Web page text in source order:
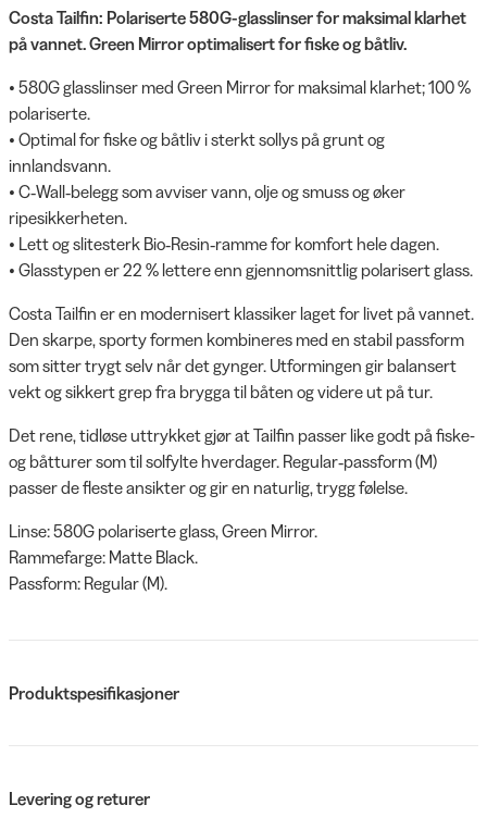
Costa Tailfin: Polariserte 580G-glasslinser for maksimal klarhet
på vannet. Green Mirror optimalisert for fiske og båtliv.
• 580G glasslinser med Green Mirror for maksimal klarhet; 100 %
polariserte.
• Optimal for fiske og båtliv i sterkt sollys på grunt og
innlandsvann.
• C‑Wall‑belegg som avviser vann, olje og smuss og øker
ripesikkerheten.
• Lett og slitesterk Bio‑Resin‑ramme for komfort hele dagen.
• Glasstypen er 22 % lettere enn gjennomsnittlig polarisert glass.
Costa Tailfin er en modernisert klassiker laget for livet på vannet.
Den skarpe, sporty formen kombineres med en stabil passform
som sitter trygt selv når det gynger. Utformingen gir balansert
vekt og sikkert grep fra brygga til båten og videre ut på tur.
Det rene, tidløse uttrykket gjør at Tailfin passer like godt på fiske-
og båtturer som til solfylte hverdager. Regular‑passform (M)
passer de fleste ansikter og gir en naturlig, trygg følelse.
Linse: 580G polariserte glass, Green Mirror.
Rammefarge: Matte Black.
Passform: Regular (M).
Produktspesifikasjoner
Levering og returer